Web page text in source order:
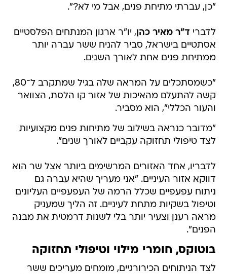
"כן, עברתי מתיחת פנים, אבל מי לא?".
לדברי ד"ר מאיר כהן, יו"ר ארגון המנתחים הפלסטיים
אסתטיים בישראל, סביר להניח ששר עברה יותר
ממתיחת פנים אחת לאורך השנים.
"כשמסתכלים על המראה שלה בגיל שמתקרב ל־80,
קשה להתעלם מהאיכות של אזור קו הלסת, הצוואר
והעור הכללי", הוא מסביר.
"מדובר כנראה בשילוב של מתיחות פנים מקצועיות
לצד טיפולי תחזוקה עקביים לאורך שנים".
לדבריו, אחד האזורים המרשימים ביותר אצל שר הוא
דווקא אזור העיניים. "אני מעריך שהיא עברה גם
ניתוח עפעפיים שכלל הרמה של העפעפיים העליונים
וטיפול בשקיות מתחת לעיניים. זה הליך שמעניק
מראה רענן וצעיר יותר בלי לשנות דרמטית את מבנה
הפנים".
בוטוקס, חומרי מילוי וטיפולי תחזוקה
לצד הניתוחים הכירורגיים, מומחים מעריכים ששר